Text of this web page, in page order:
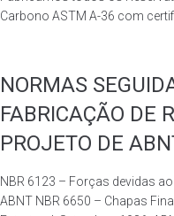
Carbono ASTM A-36 com
NORMAS
FABRICAÇÃO
PROJETO DE
NBR 6123 – Forças devidas
ABNT NBR 6650 – Chapas